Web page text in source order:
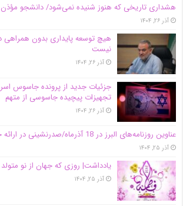
هشداری تاریخی که هنوز شنیده نمی‌شود/ دانشجو مؤذن
آذر ۲۶, ۱۴۰۴
هیچ توسعه پایداری بدون همراهی
نیست
آذر ۲۶, ۱۴۰۴
جزئیات جدید از پرونده جاسوس
تجهیزات پیچیده جاسوسی از متهم
آذر ۲۶, ۱۴۰۴
عناوین روزنامه‌های البرز در ‌18 آذرماه/صدرنشینی در ارائه خدمات زایمان بی‌درد
آذر ۲۵, ۱۴۰۴
یادداشت| روزی که جهان از نو
آذر ۲۵, ۱۴۰۴